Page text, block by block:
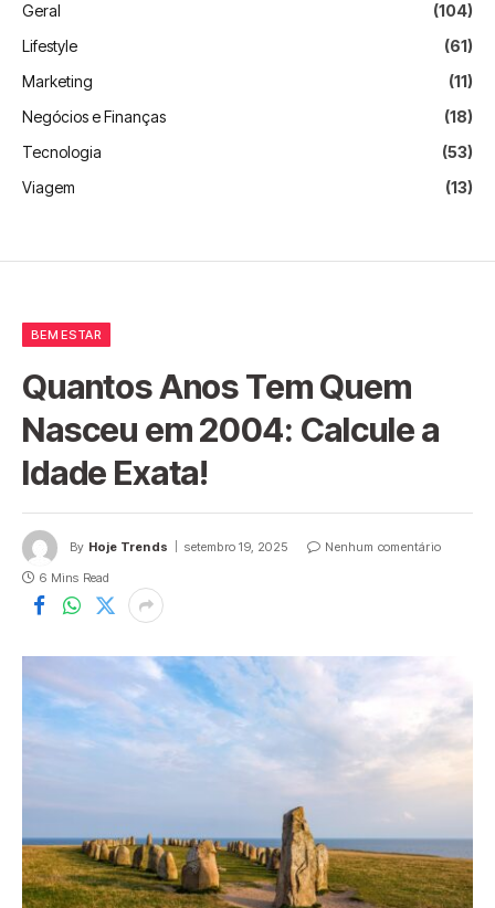
Geral
(104)
Lifestyle
(61)
Marketing
(11)
Negócios e Finanças
(18)
Tecnologia
(53)
Viagem
(13)
BEM ESTAR
Quantos Anos Tem Quem
Nasceu em 2004: Calcule a
Idade Exata!
By Hoje Trends setembro 19, 2025
Nenhum comentário
6 Mins Read